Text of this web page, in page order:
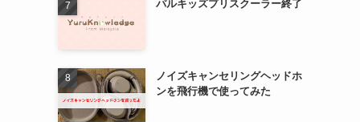
パルキッズプリスクーラー終了
ノイズキャンセリングヘッドホ
ンを飛行機で使ってみた